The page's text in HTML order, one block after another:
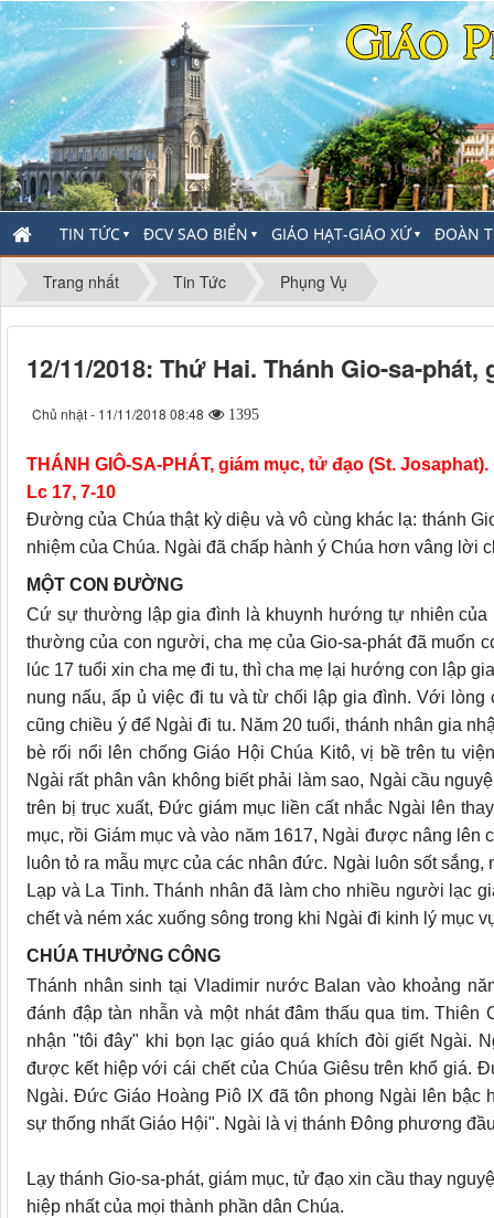
TIN TỨC ▼ ĐCV SAO BIỂN ▼ GIÁO HẠT-GIÁO XỨ▼ ĐOÀN
Trang nhất Tin Tức Phụng Vụ
12/11/2018: Thứ Hai. Thánh Gio-sa-
Chủ nhật - 11/11/2018 08:48 1395
THÁNH GIÔ-SA-PHÁT, giám mục, tử đạo (St. Josaphat).
Lc 17, 7-10
Ðường của Chúa thật kỳ diệu và vô cùng khác lạ: thánh
nhiệm của Chúa. Ngài đã chấp hành ý Chúa hơn vâng lời
MỘT CON ÐƯỜNG
Cứ sự thường lập gia đình là khuynh hướng tự nhiên
thường của con người, cha mẹ của Gio-sa-phát đã muốn
lúc 17 tuổi xin cha mẹ đi tu, thì cha mẹ lại hướng con lập
nung nấu, ấp ủ việc đi tu và từ chối lập gia đình. Với
cũng chiều ý để Ngài đi tu. Năm 20 tuổi, thánh nhân gia
bè rối nổi lên chống Giáo Hội Chúa Kitô, vị bề trên tu
Ngài rất phân vân không biết phải làm sao, Ngài cầu
trên bị trục xuất, Ðức giám mục liền cất nhắc Ngài lên
mục, rồi Giám mục và vào năm 1617, Ngài được nâng lên
luôn tỏ ra mẫu mực của các nhân đức. Ngài luôn sốt
Lạp và La Tinh. Thánh nhân đã làm cho nhiều người lạc
chết và ném xác xuống sông trong khi Ngài đi kinh lý mục
CHÚA THƯỞNG CÔNG
Thánh nhân sinh tại Vladimir nước Balan vào khoảng
đánh đập tàn nhẫn và một nhát đâm thấu qua tim.
nhận "tôi đây" khi bọn lạc giáo quá khích đòi giết Ngài.
được kết hiệp với cái chết của Chúa Giêsu trên khổ giá.
Ngài. Ðức Giáo Hoàng Piô IX đã tôn phong Ngài lên
sự thống nhất Giáo Hội". Ngài là vị thánh Ðông phương
Lạy thánh Gio-sa-phát, giám mục, tử đạo xin cầu thay
hiệp nhất của mọi thành phần dân Chúa.